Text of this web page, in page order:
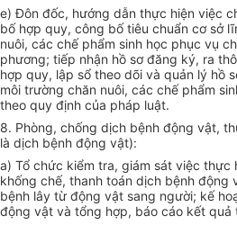
e) Đôn đốc, hướng dẫn thực hiện việc
bố hợp quy, công bố tiêu chuẩn cơ sở
nuôi, các chế phẩm sinh học phục vụ
phương; tiếp nhận hồ sơ đăng ký, ra
hợp quy, lập sổ theo dõi và quản lý hồ
môi trường chăn nuôi, các chế phẩm
theo quy định của pháp luật.
8. Phòng, chống dịch bệnh động vật,
là dịch bệnh động vật):
a) Tổ chức kiểm tra, giám sát việc
khống chế, thanh toán dịch bệnh động
bệnh lây từ động vật sang người; kế
động vật và tổng hợp, báo cáo kết quả